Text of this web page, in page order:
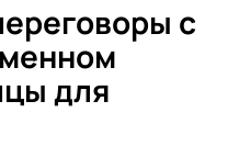
с
для